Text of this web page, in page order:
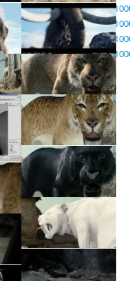
10000_le_film/
10000_le_film/
10000_le_film/
10000_le_film/